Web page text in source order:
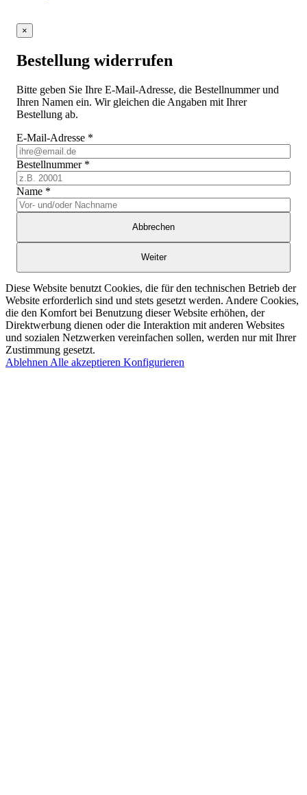
×
Bestellung widerrufen
Bitte geben Sie Ihre E-Mail-Adresse, die Bestellnummer und
Ihren Namen ein. Wir gleichen die Angaben mit Ihrer
Bestellung ab.
E-Mail-Adresse *
Bestellnummer *
Name *
Abbrechen
Weiter
Diese Website benutzt Cookies, die für den technischen Betrieb der
Website erforderlich sind und stets gesetzt werden. Andere Cookies,
die den Komfort bei Benutzung dieser Website erhöhen, der
Direktwerbung dienen oder die Interaktion mit anderen Websites
und sozialen Netzwerken vereinfachen sollen, werden nur mit Ihrer
Zustimmung gesetzt.
Ablehnen Alle akzeptieren Konfigurieren